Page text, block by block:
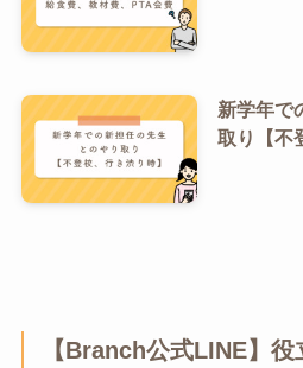
新学年で
取り【不
【Branch公式LINE】